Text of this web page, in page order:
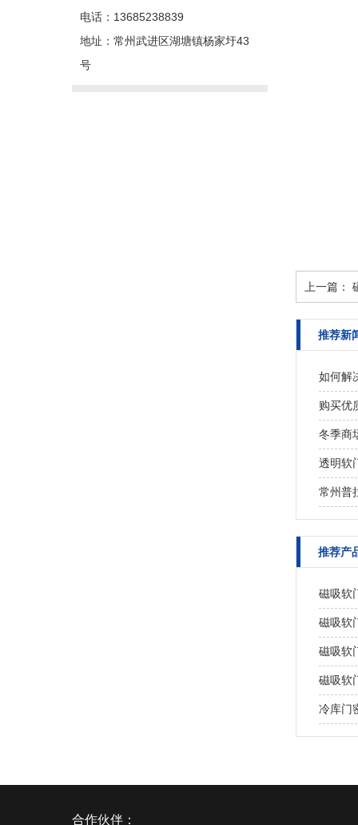
电话：13685238839
地址：常州武进区湖塘镇杨家圩43
号
上一篇：
推荐新
如何解
购买优
冬季商
透明软
常州普
推荐产
磁吸软
磁吸软
磁吸软
磁吸软
冷库门
合作伙伴：